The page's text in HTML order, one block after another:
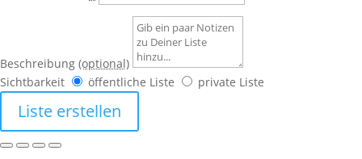
Beschreibung (optional)
Sichtbarkeit
öffentliche Liste private Liste
Liste erstellen